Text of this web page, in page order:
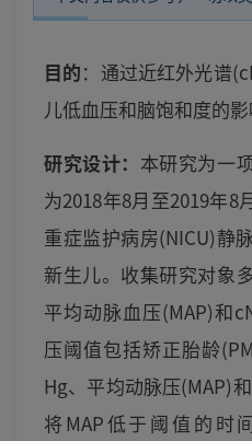
目的： 通过近红外光谱
儿低血压和脑饱和度的影
研究设计： 本研究为一
为2018年8月至2019年8
重症监护病房(NICU)静
新生儿。收集研究对象
平均动脉血压(MAP)和
压阈值包括矫正胎龄
Hg、平均动脉压(MAP)
将MAP低于阈值的时